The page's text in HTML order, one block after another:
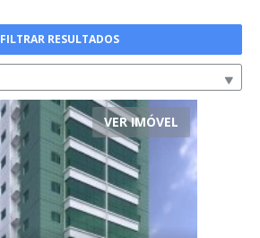
FILTRAR RESULTADOS
VER IMÓVEL